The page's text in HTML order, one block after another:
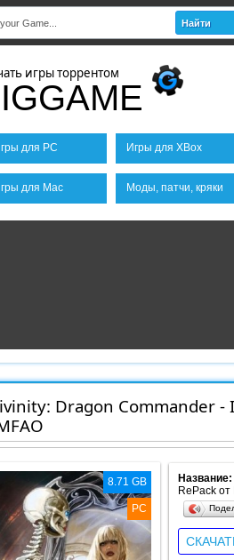
игры торрентом
для PC Игры для XBox
для Mac Моды, патчи, кряки
Dragon Commander -
PC
8.71 GB Название:
RePack от